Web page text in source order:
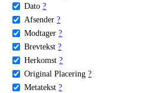
Dato ?
Afsender ?
Modtager ?
Brevtekst ?
Herkomst ?
Original Placering ?
Metatekst ?